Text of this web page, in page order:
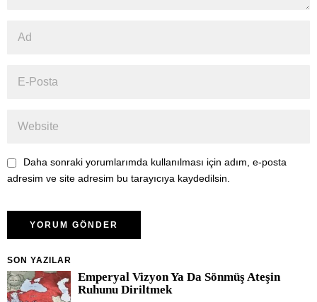
Daha sonraki yorumlarımda kullanılması için adım, e-posta
adresim ve site adresim bu tarayıcıya kaydedilsin.
SON YAZILAR
Emperyal Vizyon Ya Da Sönmüş Ateşin
Ruhunu Diriltmek